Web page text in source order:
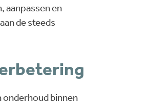
aanpassen en
de steeds
onderhoud binnen